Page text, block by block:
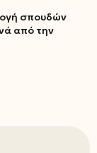
σπουδών
από την